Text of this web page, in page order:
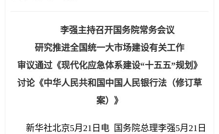
李强主持召开国务院常务会议
研究推进全国统一大市场建设有关工作
审议通过《现代化应急体系建设“十五五”规划》
讨论《中华人民共和国中国人民银行法（修订草
案）》
新华社北京5月21日电 国务院总理李强5月21日